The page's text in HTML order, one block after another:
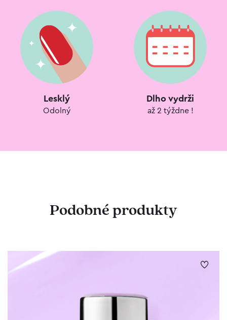
Lesklý
Odolný
Dlho vydrži
až 2 týždne !
Podobné produkty